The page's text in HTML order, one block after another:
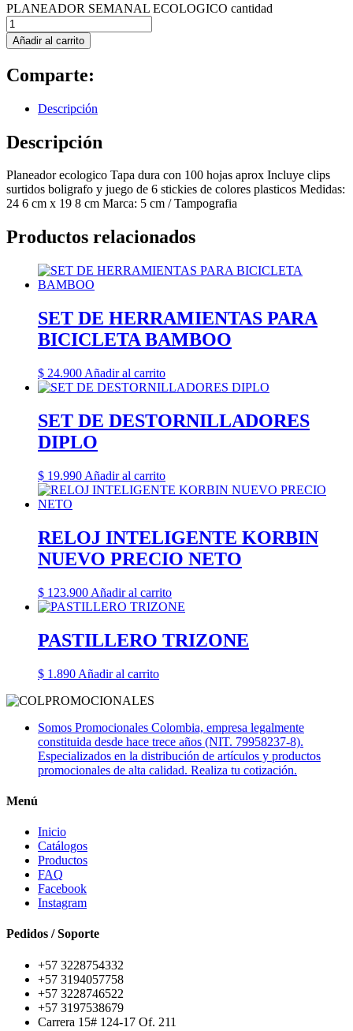
PLANEADOR SEMANAL ECOLOGICO cantidad
Añadir al carrito
Comparte:
Descripción
Descripción
Planeador ecologico Tapa dura con 100 hojas aprox Incluye clips
surtidos boligrafo y juego de 6 stickies de colores plasticos Medidas:
24 6 cm x 19 8 cm Marca: 5 cm / Tampografia
Productos relacionados
SET DE HERRAMIENTAS PARA
BICICLETA BAMBOO
$ 24.900 Añadir al carrito
SET DE DESTORNILLADORES
DIPLO
$ 19.990 Añadir al carrito
RELOJ INTELIGENTE KORBIN
NUEVO PRECIO NETO
$ 123.900 Añadir al carrito
PASTILLERO TRIZONE
$ 1.890 Añadir al carrito
Somos Promocionales Colombia, empresa legalmente
constituida desde hace trece años (NIT. 79958237-8).
Especializados en la distribución de artículos y productos
promocionales de alta calidad. Realiza tu cotización.
Menú
Inicio
Catálogos
Productos
FAQ
Facebook
Instagram
Pedidos / Soporte
+57 3228754332
+57 3194057758
+57 3228746522
+57 3197538679
Carrera 15# 124-17 Of. 211